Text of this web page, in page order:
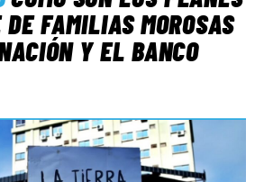
FAMILIAS MOROSAS
Y EL BANCO